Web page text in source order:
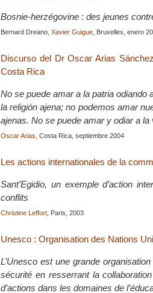
Bosnie-herzégovine : des jeunes
Bernard Dreano, Xavier Guigue , Bruxelles, enero
Discurso del Dr Oscar Arias
Costa Rica
No se puede amar a la patria odiando
la religión ajena; no podemos amar
ajenas. No se puede amar y odiar a la
Oscar Arias , Costa Rica, septiembre 2004
Les actions internationales de la
Sant’Egidio, un exemple d’action
conflits
Christine Leffort , Paris, 2003
Unesco : Organisation des Nations
L’Unesco est une grande
sécurité en resserrant la
d’actions dans les domaines de